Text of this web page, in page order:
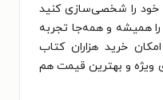
خود را شخصی‌سازی کنید
همیشه و همه‌جا تجربه
خرید هزاران کتاب
ویژه و بهترین قیمت هم